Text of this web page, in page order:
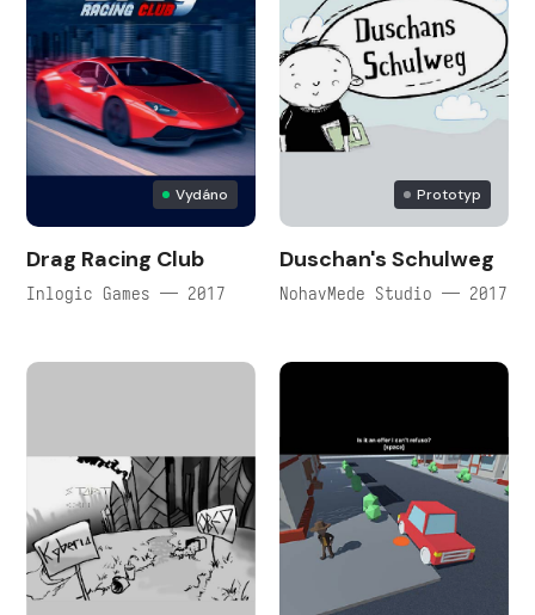
Vydáno
Drag Racing Club
Inlogic Games — 2017
Prototyp
Duschan's Schulweg
NohavMede Studio — 2017